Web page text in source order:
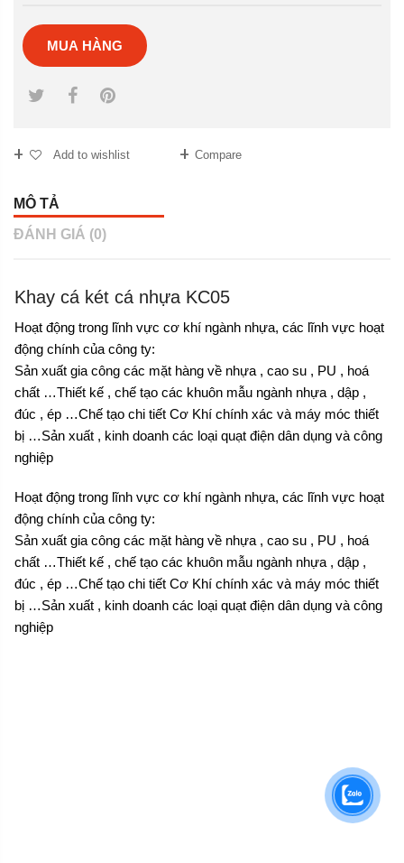
MUA HÀNG
Add to wishlist Compare
MÔ TẢ
ĐÁNH GIÁ (0)
Khay cá két cá nhựa KC05
Hoạt động trong lĩnh vực cơ khí ngành nhựa, các lĩnh vực hoạt
động chính của công ty:
Sản xuất gia công các mặt hàng về nhựa , cao su , PU , hoá
chất …Thiết kế , chế tạo các khuôn mẫu ngành nhựa , dập ,
đúc , ép …Chế tạo chi tiết Cơ Khí chính xác và máy móc thiết
bị …Sản xuất , kinh doanh các loại quạt điện dân dụng và công
nghiệp
Hoạt động trong lĩnh vực cơ khí ngành nhựa, các lĩnh vực hoạt
động chính của công ty:
Sản xuất gia công các mặt hàng về nhựa , cao su , PU , hoá
chất …Thiết kế , chế tạo các khuôn mẫu ngành nhựa , dập ,
đúc , ép …Chế tạo chi tiết Cơ Khí chính xác và máy móc thiết
bị …Sản xuất , kinh doanh các loại quạt điện dân dụng và công
nghiệp